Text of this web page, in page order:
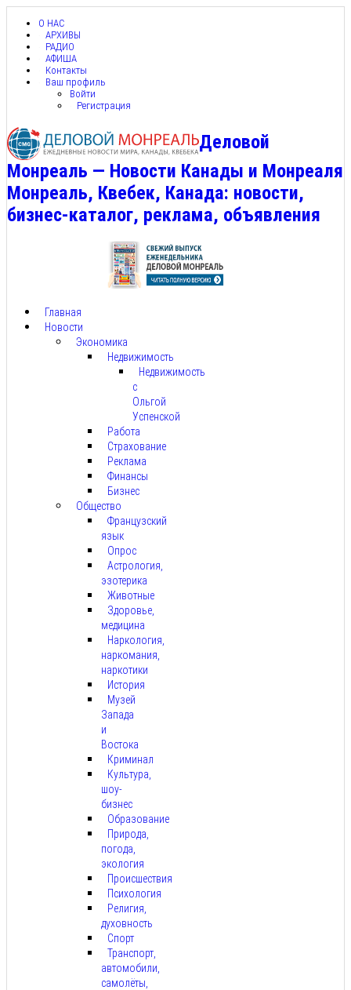
О НАС
АРХИВЫ
РАДИО
АФИША
Контакты
Ваш профиль
Войти
Регистрация
Деловой
Монреаль — Новости Канады и Монреаля
Монреаль, Квебек, Канада: новости,
бизнес-каталог, реклама, объявления
Главная
Новости
Экономика
Недвижимость
Недвижимость
с
Ольгой
Успенской
Работа
Страхование
Реклама
Финансы
Бизнес
Общество
Французский
язык
Опрос
Астрология,
эзотерика
Животные
Здоровье,
медицина
Наркология,
наркомания,
наркотики
История
Музей
Запада
и
Востока
Криминал
Культура,
шоу-
бизнес
Образование
Природа,
погода,
экология
Происшествия
Психология
Религия,
духовность
Спорт
Транспорт,
автомобили,
самолёты,